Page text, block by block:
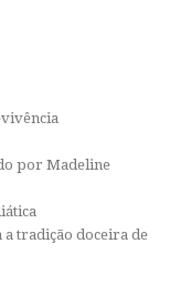
por Madeline
a tradição doceira de